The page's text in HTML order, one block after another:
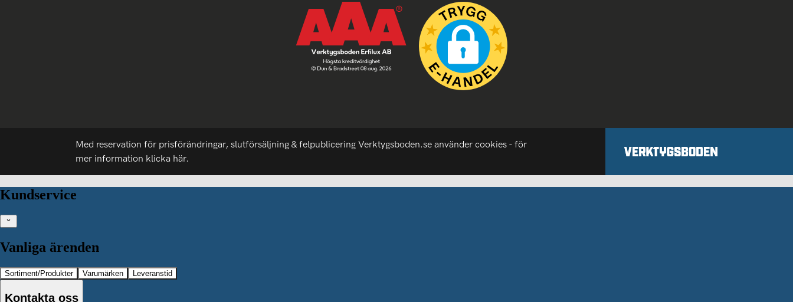
Med reservation för prisförändringar, slutförsäljning & felpublicering Verktygsboden.se använder cookies - för
mer information klicka här.